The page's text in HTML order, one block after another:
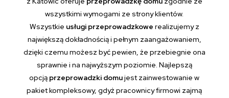
wszystkimi wymogami ze strony klientów.
Wszystkie usługi przeprowadzkowe realizujemy z
największą dokładnością i pełnym zaangażowaniem,
dzięki czemu możesz być pewien, że przebiegnie ona
sprawnie i na najwyższym poziomie. Najlepszą
opcją przeprowadzki domujest zainwestowanie w
pakiet kompleksowy, gdyż pracownicy firmowi zajmą